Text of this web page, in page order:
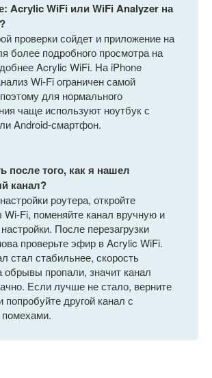
Acrylic WiFi или WiFi Analyzer на
проверки сойдет и приложение на
более подробного просмотра на
Acrylic WiFi. На iPhone
Wi-Fi ограничен самой
для нормального
чаще используют ноутбук с
Android-смартфон.
после того, как я нашел
канал?
роутера, откройте
Wi-Fi, поменяйте канал вручную и
После перезагрузки
проверьте эфир в Acrylic WiFi.
стал стабильнее, скорость
обрывы пропали, значит канал
Если лучше не стало, верните
попробуйте другой канал с